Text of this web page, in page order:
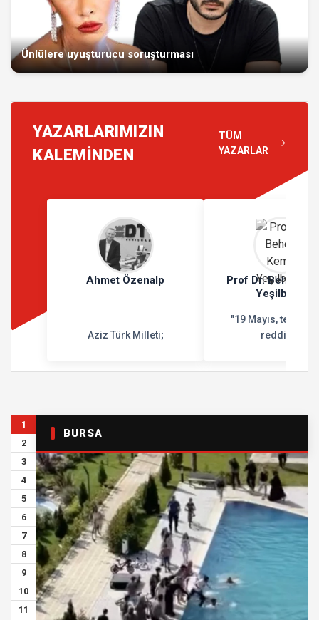
Ünlülere uyuşturucu soruşturması
YAZARLARIMIZIN
KALEMİNDEN
TÜM
YAZARLAR
Ahmet Özenalp
Aziz Türk Milleti;
Prof Dr. Behçet
Yeşilbursa
"19 Mayıs,
reddidir"
1
2
3
4
5
6
7
8
9
10
11
BURSA